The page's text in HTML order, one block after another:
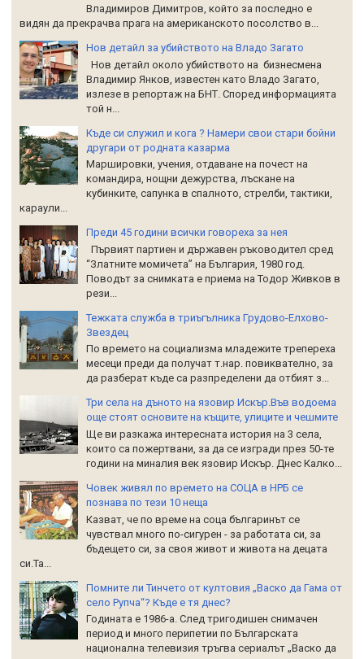
Владимиров Димитров, който за последно е
видян да прекрачва прага на американското посолство в...
Нов детайл за убийството на Владо Загато
Нов детайл около убийството на бизнесмена
Владимир Янков, известен като Владо Загато,
излезе в репортаж на БНТ. Според информацията
той н...
Къде си служил и кога ? Намери свои стари бойни
другари от родната казарма
Маршировки, учения, отдаване на почест на
командира, нощни дежурства, лъскане на
кубинките, сапунка в спалното, стрелби, тактики,
караули...
Преди 45 години всички говореха за нея
Първият партиен и държавен ръководител сред
“Златните момичета” на България, 1980 год.
Поводът за снимката е приема на Тодор Живков в
рези...
Тежката служба в триъгълника Грудово-Елхово-
Звездец
По времето на социализма младежите трепереха
месеци преди да получат т.нар. повиквателно, за
да разберат къде са разпределени да отбият з...
Три села на дъното на язовир Искър.Във водоема
още стоят основите на къщите, улиците и чешмите
Ще ви разкажа интересната история на 3 села,
които са пожертвани, за да се изгради през 50-те
години на миналия век язовир Искър. Днес Калко...
Човек живял по времето на СОЦА в НРБ се
познава по тези 10 неща
Казват, че по време на соца българинът се
чувствал много по-сигурен - за работата си, за
бъдещето си, за своя живот и живота на децата
си.Та...
Помните ли Тинчето от култовия „Васко да Гама от
село Рупча“? Къде е тя днес?
Годината е 1986-а. След тригодишен снимачен
период и много перипетии по Българската
национална телевизия тръгва сериалът „Васко да